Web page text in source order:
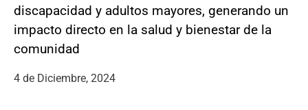
discapacidad y adultos mayores, generando un
impacto directo en la salud y bienestar de la
comunidad
4 de Diciembre, 2024